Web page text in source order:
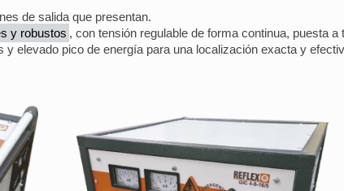
de salida que presentan.
y robustos , con tensión regulable de forma continua, puesta
elevado pico de energía para una localización exacta y